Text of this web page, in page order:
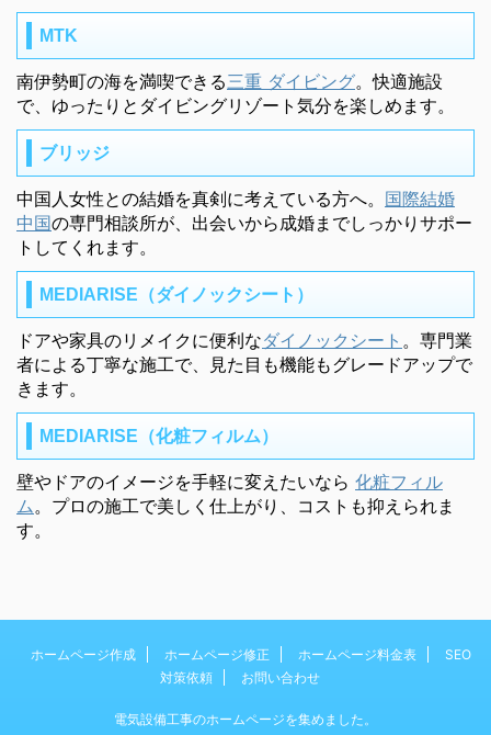
MTK
南伊勢町の海を満喫できる三重 ダイビング。快適施設
で、ゆったりとダイビングリゾート気分を楽しめます。
ブリッジ
中国人女性との結婚を真剣に考えている方へ。 国際結婚
中国の専門相談所が、出会いから成婚までしっかりサポー
トしてくれます。
MEDIARISE（ダイノックシート）
ドアや家具のリメイクに便利なダイノックシート 。専門業
者による丁寧な施工で、見た目も機能もグレードアップで
きます。
MEDIARISE（化粧フィルム）
壁やドアのイメージを手軽に変えたいなら 化粧フィル
ム 。プロの施工で美しく仕上がり、コストも抑えられま
す。
ホームページ作成 ホームページ修正 ホームページ料金表
SEO
対策依頼
お問い合わせ
電気設備工事のホームページを集めました。